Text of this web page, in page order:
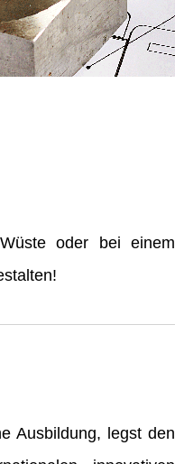
oder bei einem
Ausbildung, legst den